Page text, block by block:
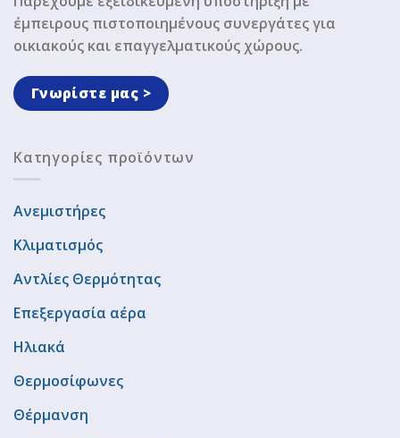
έμπειρους πιστοποιημένους συνεργάτες για
οικιακούς και επαγγελματικούς χώρους.
Γνωρίστε μας >
Κατηγορίες προϊόντων
Ανεμιστήρες
Κλιματισμός
Αντλίες Θερμότητας
Επεξεργασία αέρα
Ηλιακά
Θερμοσίφωνες
Θέρμανση